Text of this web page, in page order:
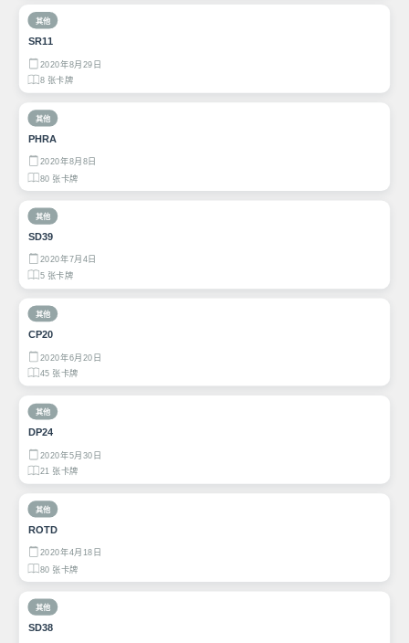
其他
SR11
2020年8月29日
8 张卡牌
其他
PHRA
2020年8月8日
80 张卡牌
其他
SD39
2020年7月4日
5 张卡牌
其他
CP20
2020年6月20日
45 张卡牌
其他
DP24
2020年5月30日
21 张卡牌
其他
ROTD
2020年4月18日
80 张卡牌
其他
SD38